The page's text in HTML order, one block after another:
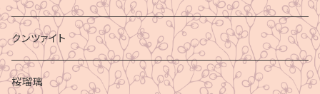
クンツァイト
桜瑠璃